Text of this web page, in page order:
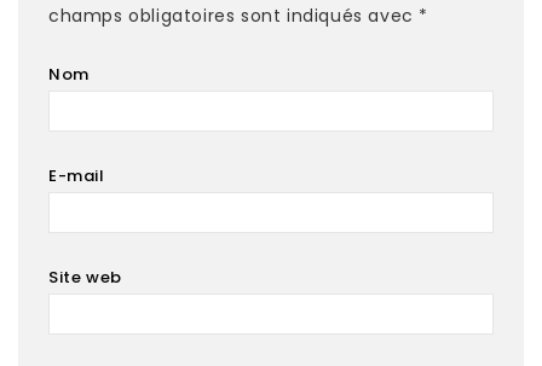
champs obligatoires sont indiqués avec *
Nom
E-mail
Site web